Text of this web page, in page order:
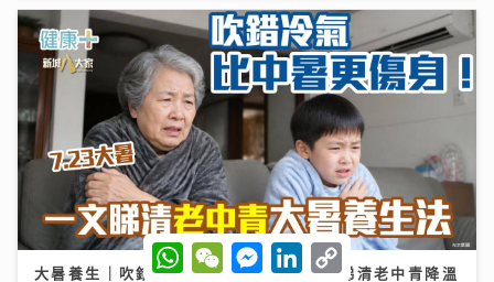
大暑養生｜吹錯冷氣比中暑更傷身！一文睇清老中青降溫
W
h
W
e
M
e
L
C
o